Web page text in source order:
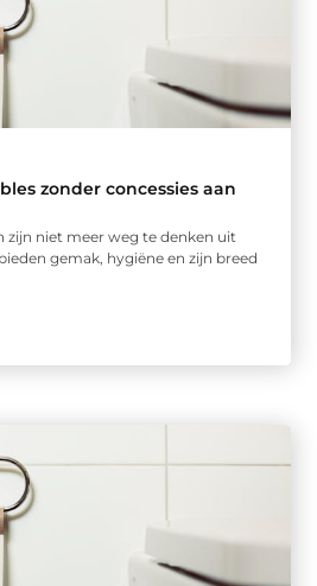
zonder concessies aan
zijn niet meer weg te denken uit
gemak, hygiëne en zijn breed